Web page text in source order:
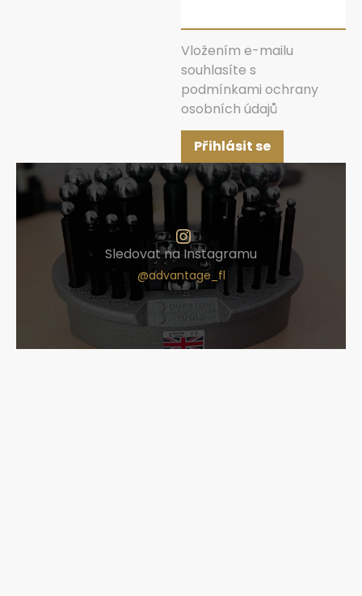
Vložením e-mailu
souhlasíte s
podmínkami ochrany
osobních údajů
Přihlásit se
Sledovat na Instagramu